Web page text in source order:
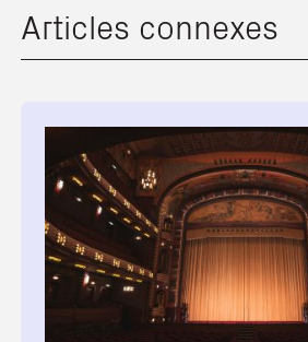
Articles connexes